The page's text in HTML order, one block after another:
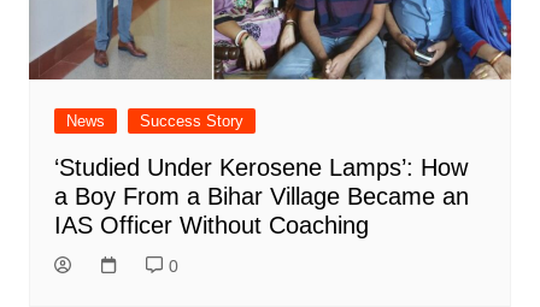
News Success Story
‘Studied Under Kerosene Lamps’: How
a Boy From a Bihar Village Became an
IAS Officer Without Coaching
0